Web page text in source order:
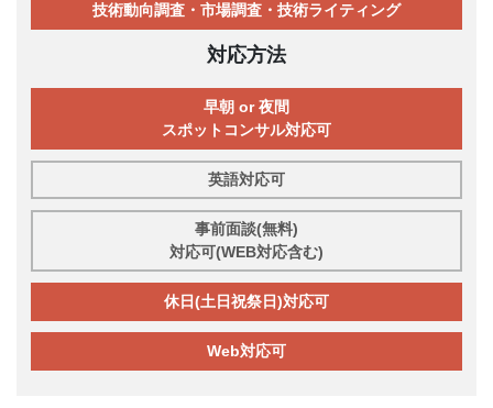
技術動向調査・市場調査・技術ライティング
対応方法
早朝 or 夜間
スポットコンサル対応可
英語対応可
事前面談(無料)
対応可(WEB対応含む)
休日(土日祝祭日)対応可
Web対応可